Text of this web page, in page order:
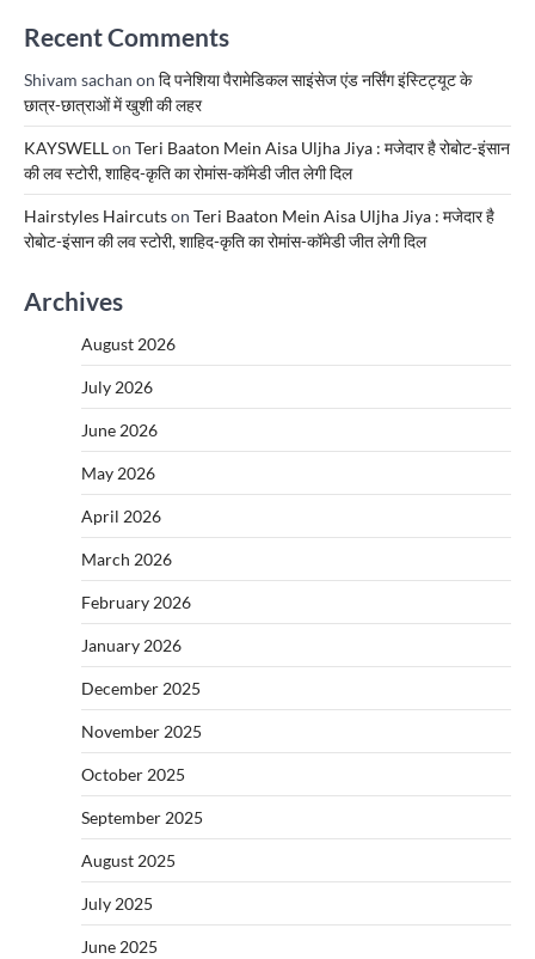
Recent Comments
Shivam sachan on दि पनेशिया पैरामेडिकल साइंसेज एंड नर्सिंग इंस्टिट्यूट के
छात्र-छात्राओं में खुशी की लहर
KAYSWELLon Teri Baaton Mein Aisa Uljha Jiya : मजेदार है रोबोट-इंसान
की लव स्टोरी, शाहिद-कृति का रोमांस-कॉमेडी जीत लेगी दिल
Hairstyles Haircutson Teri Baaton Mein Aisa Uljha Jiya : मजेदार है
रोबोट-इंसान की लव स्टोरी, शाहिद-कृति का रोमांस-कॉमेडी जीत लेगी दिल
Archives
August 2026
July 2026
June 2026
May 2026
April 2026
March 2026
February 2026
January 2026
December 2025
November 2025
October 2025
September 2025
August 2025
July 2025
June 2025